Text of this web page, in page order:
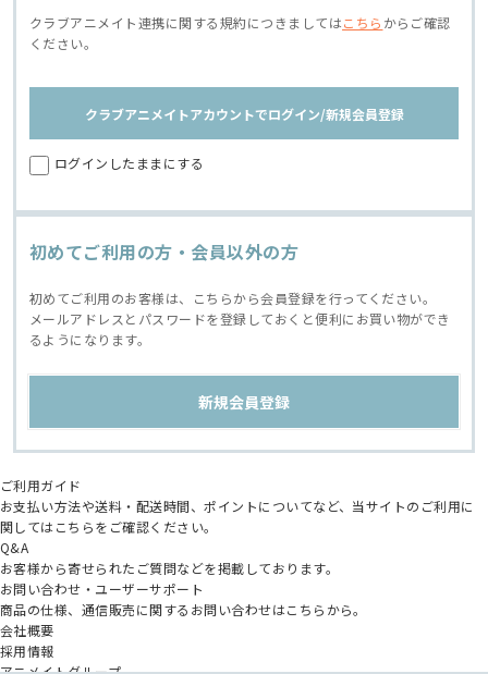
クラブアニメイト連携に関する規約につきましてはこちら からご確認
ください。
クラブアニメイトアカウントでログイン/新規会員登録
ログインしたままにする
初めてご利用の方・会員以外の方
初めてご利用のお客様は、こちらから会員登録を行ってください。
メールアドレスとパスワードを登録しておくと便利にお買い物ができ
るようになります。
ご利用ガイド
お支払い方法や送料・配送時間、ポイントについてなど、当サイトのご利用に
関してはこちらをご確認ください。
Q&A
お客様から寄せられたご質問などを掲載しております。
お問い合わせ・ユーザーサポート
商品の仕様、通信販売に関するお問い合わせはこちらから。
会社概要
採用情報